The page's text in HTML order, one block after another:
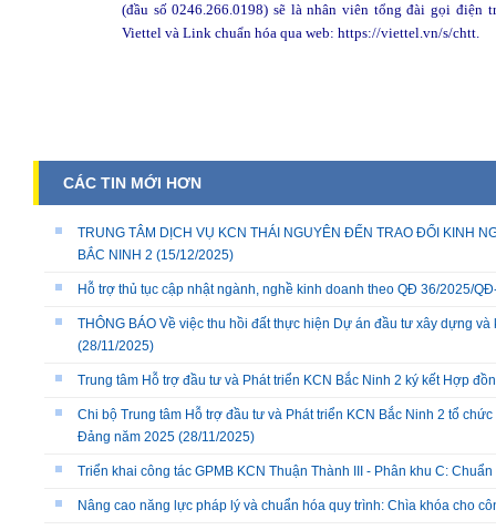
(đầu số 0246.266.0198) sẽ là nhân viên tổng đài gọi
Viettel và Link chuẩn hóa qua web: https://viettel.vn/s/chtt.
CÁC TIN MỚI HƠN
TRUNG TÂM DỊCH VỤ KCN THÁI NGUYÊN ĐẾN TRAO ĐỔI KINH
BẮC NINH 2 (15/12/2025)
Hỗ trợ thủ tục cập nhật ngành, nghề kinh doanh theo QĐ 36/2025/
THÔNG BÁO Về việc thu hồi đất thực hiện Dự án đầu tư xây dựng
(28/11/2025)
Trung tâm Hỗ trợ đầu tư và Phát triển KCN Bắc Ninh 2 ký kết Hợp
Chi bộ Trung tâm Hỗ trợ đầu tư và Phát triển KCN Bắc Ninh 2 tổ
Đảng năm 2025 (28/11/2025)
Triển khai công tác GPMB KCN Thuận Thành III - Phân khu C:
Nâng cao năng lực pháp lý và chuẩn hóa quy trình: Chìa khóa cho